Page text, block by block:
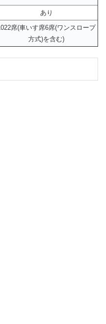
あり
席(車いす席6席(ワンスロープ
方式)を含む)